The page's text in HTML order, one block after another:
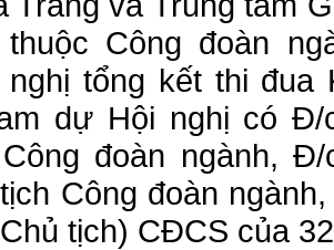
Công đoàn
tổng kết thi đua
dự Hội nghị có
đoàn ngành,
Công đoàn
tịch) CĐCS của